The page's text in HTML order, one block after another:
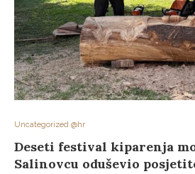
Uncategorized @hr
Deseti festival kiparenja
Salinovcu oduševio